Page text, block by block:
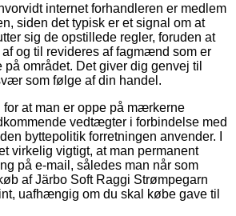
internet forhandleren er medlem
siden det typisk er et signal om at
sig de opstillede regler, foruden at
og til revideres af fagmænd som er
området. Det giver dig genvej til
som følge af din handel.
for at man er oppe på mærkerne
vedtægter i forbindelse med
byttepolitik forretningen anvender. I
virkelig vigtigt, at man permanent
på e-mail, således man når som
af Järbo Soft Raggi Strømpegarn
uafhængig om du skal købe gave til